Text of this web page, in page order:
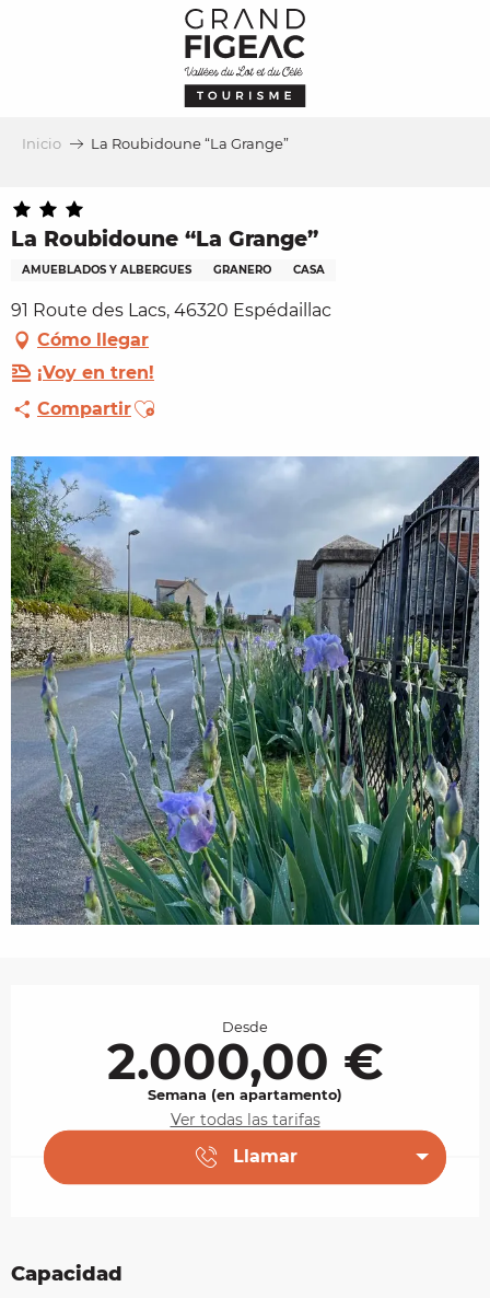
Inicio La Roubidoune “La Grange”
La Roubidoune “La Grange”
AMUEBLADOS Y ALBERGUES GRANERO CASA
91 Route des Lacs, 46320 Espédaillac
Cómo llegar
¡Voy en tren!
CompartirAjouter aux favoris
Desde
2.000,00 €
Semana (en apartamento)
Ver todas las tarifas
Llamar
Capacidad